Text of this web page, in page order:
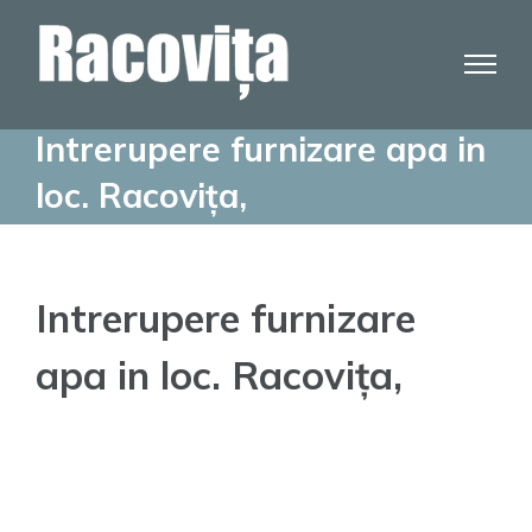
Intrerupere furnizare apa in
loc. Racovița,
Intrerupere furnizare
apa in loc. Racovița,